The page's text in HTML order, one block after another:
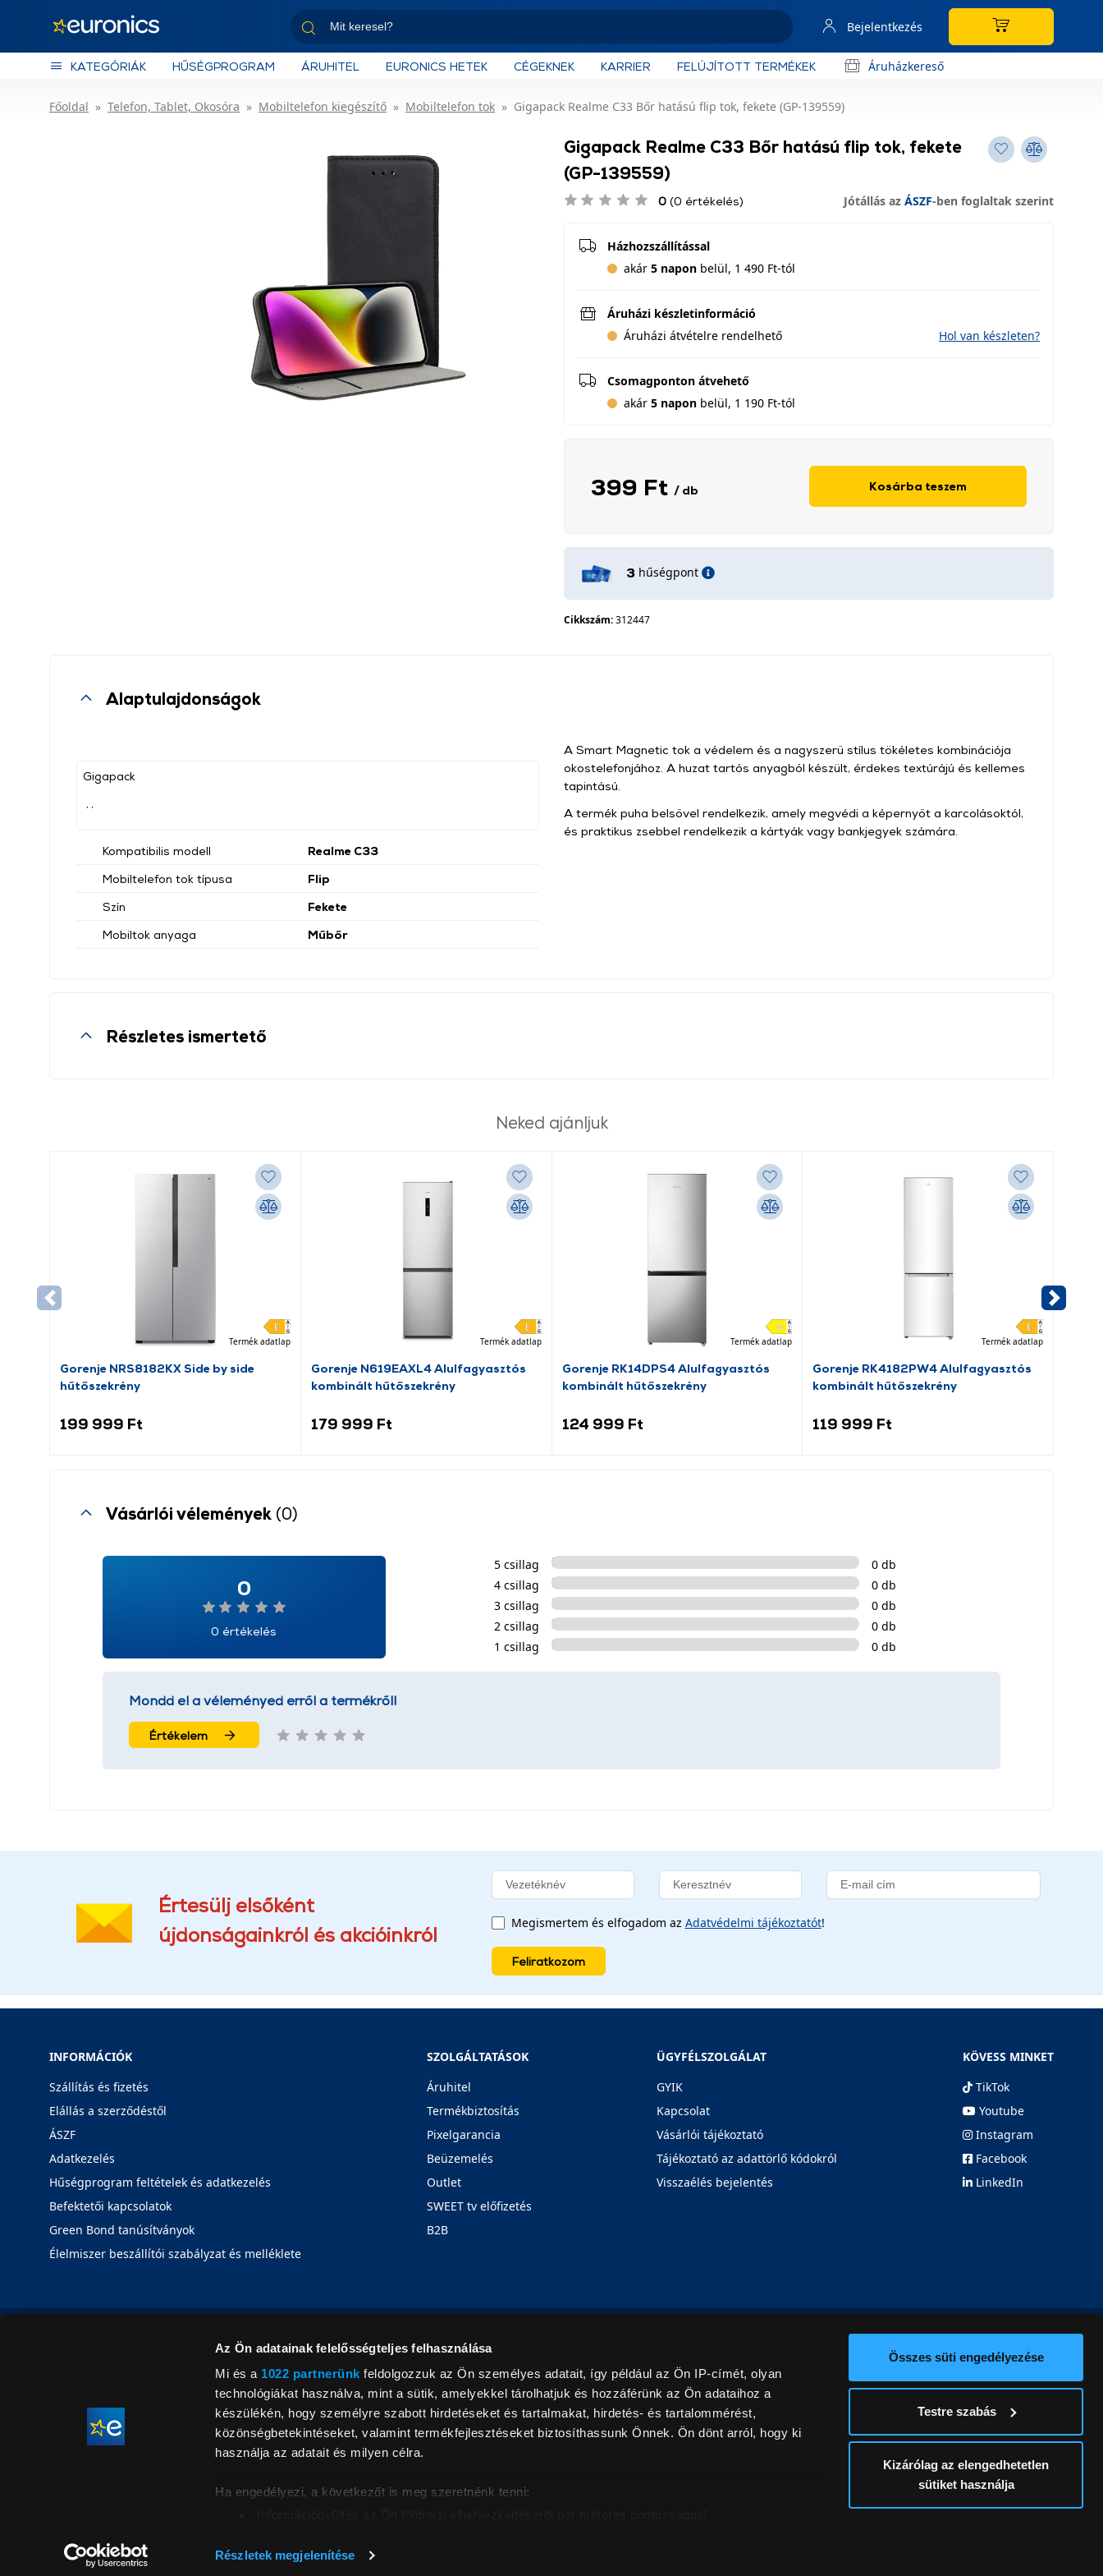
Az Ön adatainak felelősségteljes felhasználása
Mi és a 1022 partnerünk feldolgozzuk az Ön személyes adatait, így például az Ön IP-címét, olyan
technológiákat használva, mint a sütik, amelyekkel tárolhatjuk és hozzáférünk az Ön adataihoz a
készülékén, hogy személyre szabott hirdetéseket és tartalmakat, hirdetés- és tartalommérést,
közönségbetekintéseket, valamint termékfejlesztéseket biztosíthassunk Önnek. Ön dönt arról, hogy ki
használja az adatait és milyen célra.
Ha engedélyezi, a következőt is meg szeretnénk tenni:
ellenőrzésével
Részletek megjelenítése
Összes süti engedélyezése
Testre szabás
Kizárólag az elengedhetetlen
sütiket használja
Bejelentkezés
KATEGÓRIÁK HŰSÉGPROGRAM ÁRUHITEL EURONICS HETEK CÉGEKNEK KARRIER FELÚJÍTOTT TERMÉKEK Áruházkereső
Főoldal Telefon, Tablet, Okosóra Mobiltelefon kiegészítő Mobiltelefon tok Gigapack Realme C33 Bőr hatású flip tok, fekete (GP-139559)
Gigapack Realme C33 Bőr hatású flip tok, fekete
(GP-139559)
0 (0 értékelés) Jótállás az ÁSZF-ben foglaltak szerint
Házhozszállítással
akár 5 napon belül, 1 490 Ft-tól
Áruházi készletinformáció
Áruházi átvételre rendelhető
Hol van készleten?
Csomagponton átvehető
akár 5 napon belül, 1 190 Ft-tól
399 Ft / db Kosárba teszem
3 hűségpont
Cikkszám:312447
Alaptulajdonságok
Gigapack
Kompatibilis modell
Realme C33
Mobiltelefon tok típusa
Flip
Szín
Fekete
Mobiltok anyaga
Műbőr
A Smart Magnetic tok a védelem és a nagyszerű stílus tökéletes kombinációja
okostelefonjához. A huzat tartós anyagból készült, érdekes textúrájú és kellemes
tapintású.
A termék puha belsővel rendelkezik, amely megvédi a képernyőt a karcolásoktól,
és praktikus zsebbel rendelkezik a kártyák vagy bankjegyek számára.
Részletes ismertető
Neked ajánljuk
Termék adatlap
Gorenje NRS8182KX Side by side
hűtőszekrény
199 999 Ft
Termék adatlap
Gorenje N619EAXL4 Alulfagyasztós
kombinált hűtőszekrény
179 999 Ft
Termék adatlap
Gorenje RK14DPS4 Alulfagyasztós
kombinált hűtőszekrény
124 999 Ft
Termék adatlap
Gorenje RK4182PW4 Alulfagyasztós
kombinált hűtőszekrény
119 999 Ft
Vásárlói vélemények (0)
0
0 értékelés
5 csillag
0 db
4 csillag
0 db
3 csillag
0 db
2 csillag
0 db
1 csillag
0 db
Mondd el a véleményed erről a termékről!
Értékelem
Értesülj elsőként
újdonságainkról és akcióinkról
Megismertem és elfogadom az Adatvédelmi tájékoztatót!
Feliratkozom
INFORMÁCIÓK
Szállítás és fizetés
Elállás a szerződéstől
ÁSZF
Adatkezelés
Hűségprogram feltételek és adatkezelés
Befektetői kapcsolatok
Green Bond tanúsítványok
Élelmiszer beszállítói szabályzat és melléklete
SZOLGÁLTATÁSOK
Áruhitel
Termékbiztosítás
Pixelgarancia
Beüzemelés
Outlet
SWEET tv előfizetés
B2B
ÜGYFÉLSZOLGÁLAT
GYIK
Kapcsolat
Vásárlói tájékoztató
Tájékoztató az adattörlő kódokról
Visszaélés bejelentés
KÖVESS MINKET
TikTok
Youtube
Instagram
Facebook
LinkedIn
© 2026. Minden jog fenntartva! Euronics Műszaki Áruházlánc
feltüntetett árak, képek leírások tájékoztató jellegűek, és nem minősülnek ajánlattételnek, az esetleges pontatlanságért